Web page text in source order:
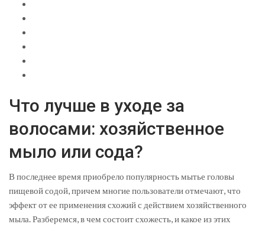
Что лучше в уходе за
волосами: хозяйственное
мыло или сода?
В последнее время приобрело популярность мытье головы
пищевой содой, причем многие пользователи отмечают, что
эффект от ее применения схожий с действием хозяйственного
мыла. Разберемся, в чем состоит схожесть, и какое из этих